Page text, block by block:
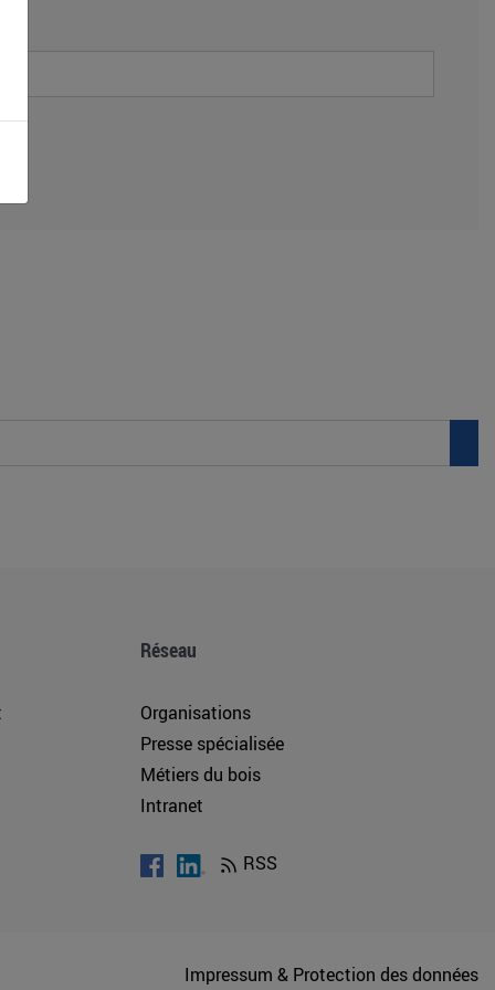
Réseau
Organisations
Presse spécialisée
Métiers du bois
Intranet
RSS
Impressum & Protection des données